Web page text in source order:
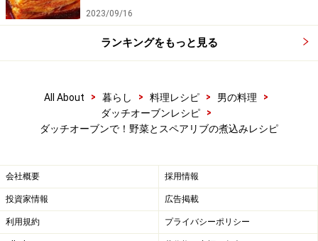
5
スペアリブを焼いてもよし
煮込まれたスペアリブはそのまま食べても美味しいが、
2023/09/16
ランキングをもっと見る
All About > 暮らし > 料理レシピ > 男の料理
>
ダッチオーブンレシピ
>
ダッチオーブンで！野菜とスペアリブの煮込みレシピ
会社概要 採用情報
投資家情報 広告掲載
利用規約 プライバシーポリシー